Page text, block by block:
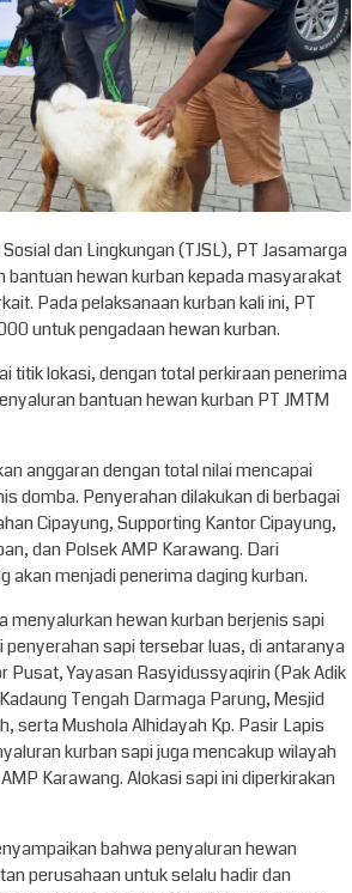
dan Lingkungan (TJSL), PT Jasamarga
bantuan hewan kurban kepada masyarakat
Pada pelaksanaan kurban kali ini, PT
untuk pengadaan hewan kurban.
titik lokasi, dengan total perkiraan penerima
bantuan hewan kurban PT JMTM
anggaran dengan total nilai mencapai
domba. Penyerahan dilakukan di berbagai
Cipayung, Supporting Kantor Cipayung,
dan Polsek AMP Karawang. Dari
akan menjadi penerima daging kurban.
menyalurkan hewan kurban berjenis sapi
sapi tersebar luas, di antaranya
Pusat, Yayasan Rasyidussyaqirin (Pak Adik
Tengah Darmaga Parung, Mesjid
serta Mushola Alhidayah Kp. Pasir Lapis
kurban sapi juga mencakup wilayah
Karawang. Alokasi sapi ini diperkirakan
bahwa penyaluran hewan
perusahaan untuk selalu hadir dan